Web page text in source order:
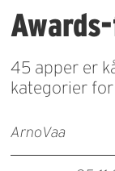
45 apper er
kategorier
ArnoVaa